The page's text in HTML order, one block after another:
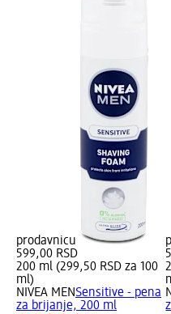
prodavnicu
599,00 RSD
200 ml (299,50 RSD za 100
ml)
NIVEA MENSensitive - pena
za brijanje, 200 ml